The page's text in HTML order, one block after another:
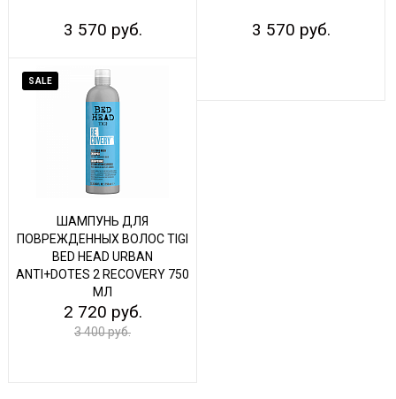
3 570 руб. 3 570 руб.
SALE
ШАМПУНЬ ДЛЯ
ПОВРЕЖДЕННЫХ ВОЛОС TIGI
BED HEAD URBAN
ANTI+DOTES 2 RECOVERY 750
МЛ
2 720 руб.
3 400 руб.